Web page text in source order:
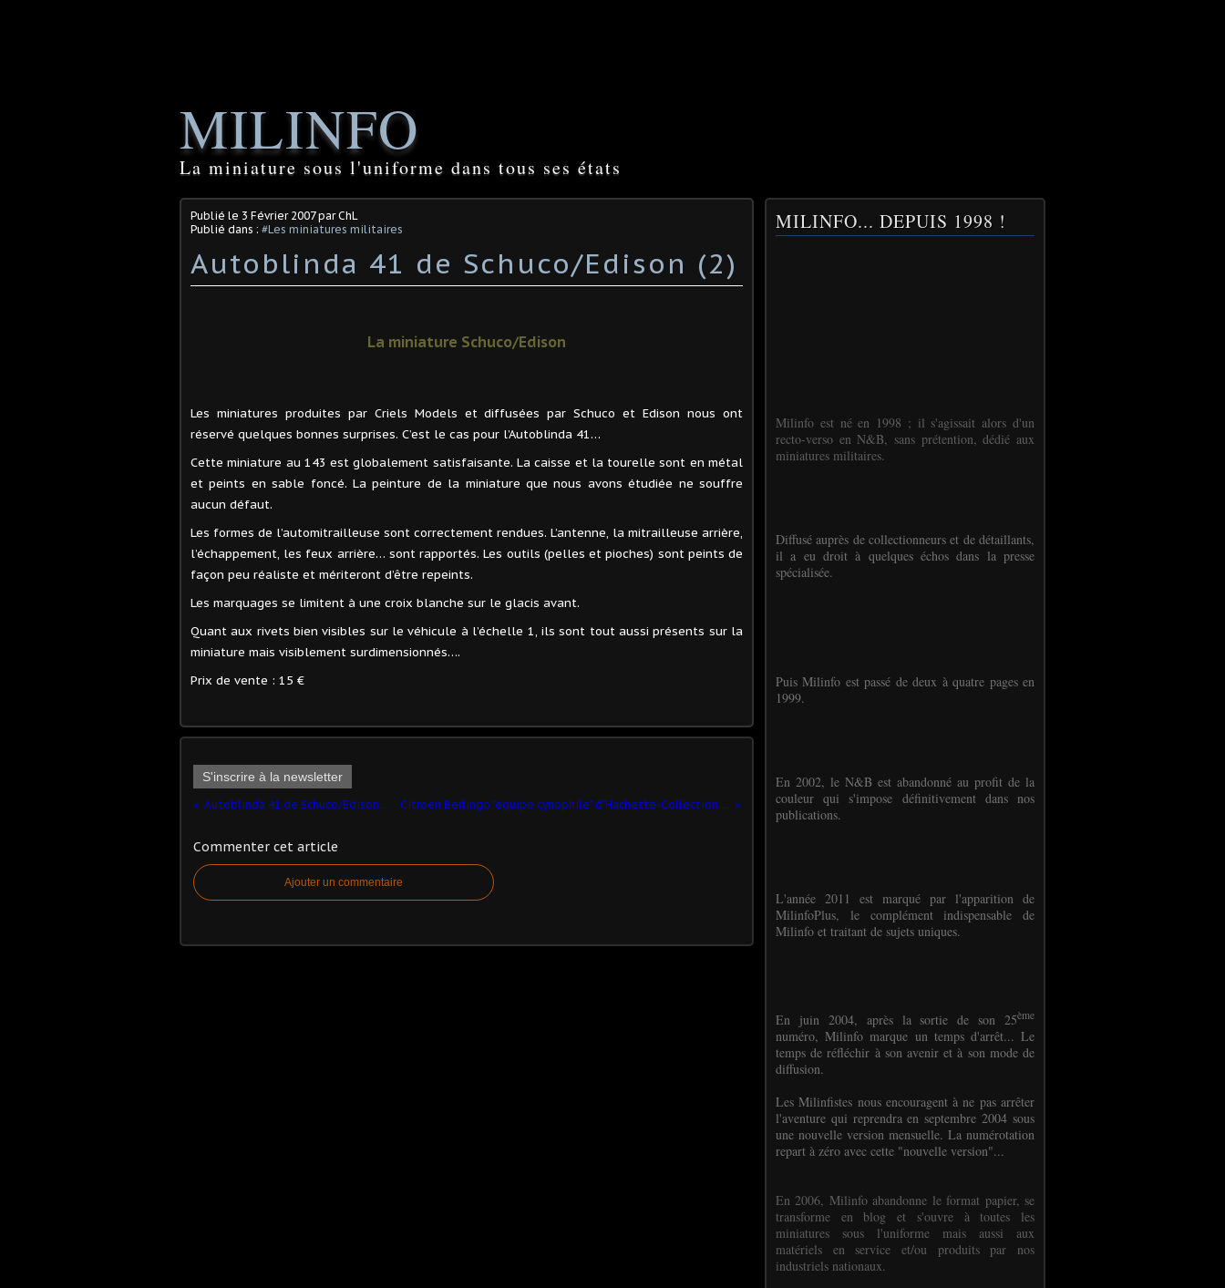
MILINFO
La miniature sous l'uniforme dans tous ses états
Publié le 3 Février 2007par ChL
Publié dans : #Les miniatures militaires
Autoblinda 41 de Schuco/Edison (2)
La miniature Schuco/Edison
Les miniatures produites par Criels Models et diffusées par Schuco et Edison nous ont
réservé quelques bonnes surprises. C’est le cas pour l’Autoblinda 41…
Cette miniature au 143 est globalement satisfaisante. La caisse et la tourelle sont en métal
et peints en sable foncé. La peinture de la miniature que nous avons étudiée ne souffre
aucun défaut.
Les formes de l’automitrailleuse sont correctement rendues. L’antenne, la mitrailleuse arrière,
l’échappement, les feux arrière… sont rapportés. Les outils (pelles et pioches) sont peints de
façon peu réaliste et mériteront d’être repeints.
Les marquages se limitent à une croix blanche sur le glacis avant.
Quant aux rivets bien visibles sur le véhicule à l’échelle 1, ils sont tout aussi présents sur la
miniature mais visiblement surdimensionnés….
Prix de vente : 15 €
S'inscrire à la newsletter
Autoblinda 41 de Schuco/Edison (1) Citroën Berlingo "équipe cynophile" d'Hachette-Collections (1)
Commenter cet article
Ajouter un commentaire
MILINFO... DEPUIS 1998 !
Milinfo est né en 1998 ; il s'agissait alors d'un
recto-verso en N&B, sans prétention, dédié aux
miniatures militaires.
Diffusé auprès de collectionneurs et de détaillants,
il a eu droit à quelques échos dans la presse
spécialisée.
Puis Milinfo est passé de deux à quatre pages en
1999.
En 2002, le N&B est abandonné au profit de la
couleur qui s'impose définitivement dans nos
publications.
L'année 2011 est marqué par l'apparition de
MilinfoPlus, le complément indispensable de
Milinfo et traitant de sujets uniques.
En juin 2004, après la sortie de son 25ème
numéro, Milinfo marque un temps d'arrêt... Le
temps de réfléchir à son avenir et à son mode de
diffusion.
Les Milinfistes nous encouragent à ne pas arrêter
l'aventure qui reprendra en septembre 2004 sous
une nouvelle version mensuelle. La numérotation
repart à zéro avec cette "nouvelle version"...
En 2006, Milinfo abandonne le format papier, se
transforme en blog et s'ouvre à toutes les
miniatures sous l'uniforme mais aussi aux
matériels en service et/ou produits par nos
industriels nationaux.